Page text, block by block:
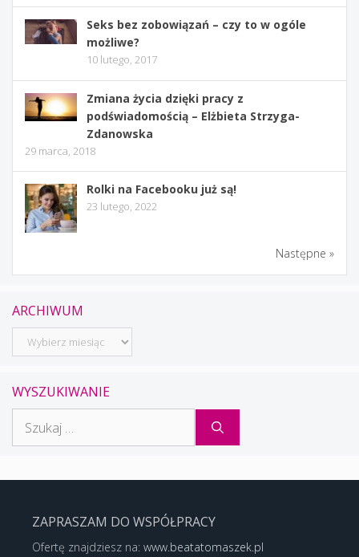
Seks bez zobowiązań – czy to w ogóle
możliwe?
10 lutego, 2017
Zmiana życia dzięki pracy z
podświadomością – Elżbieta Strzyga-
Zdanowska
29 marca, 2018
Rolki na Facebooku już są!
23 lutego, 2022
Następne »
ARCHIWUM
Archiwum
WYSZUKIWANIE
ZAPRASZAM DO WSPÓŁPRACY
Ofertę znajdziesz na: www.beatatomaszek.pl